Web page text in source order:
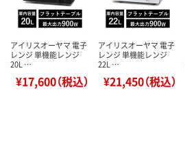
アイリスオーヤマ 電子
レンジ 単機能レンジ
20L …
¥17,600（税込）
アイリスオーヤマ 電子
レンジ 単機能レンジ
22L …
¥21,450（税込）